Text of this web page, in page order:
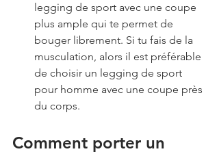
legging de sport avec une coupe
plus ample qui te permet de
bouger librement. Si tu fais de la
musculation, alors il est préférable
de choisir un legging de sport
pour homme avec une coupe près
du corps.
Comment porter un